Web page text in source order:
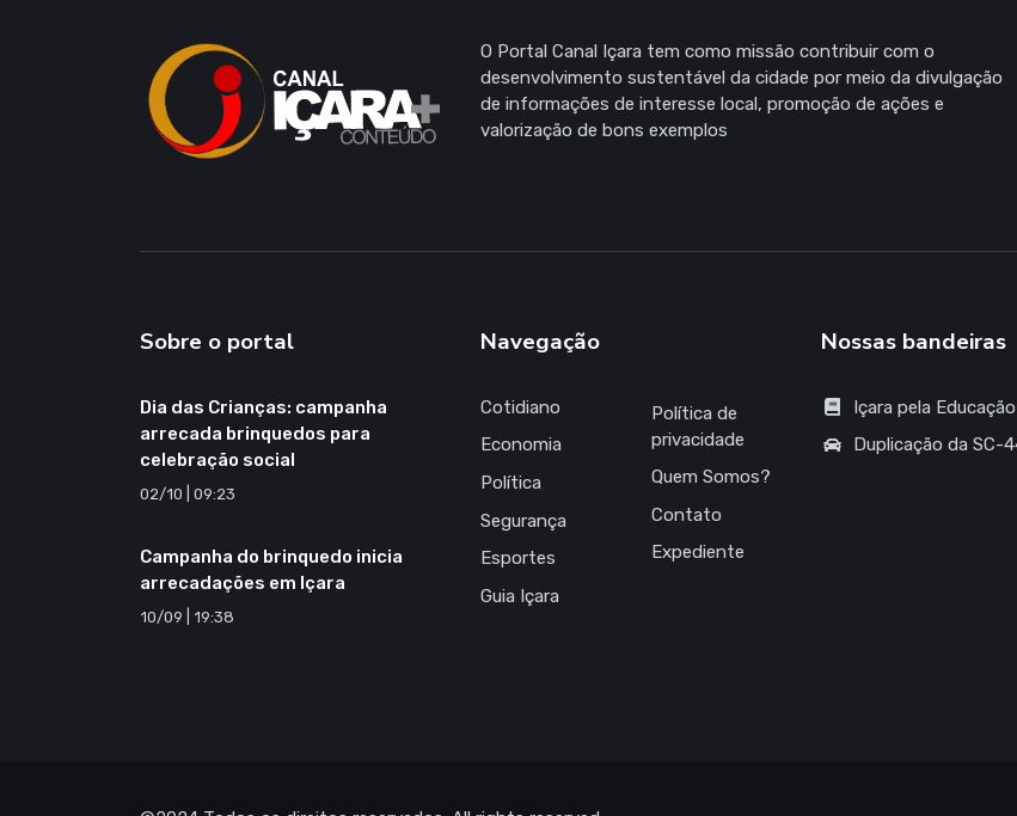
O Portal Canal Içara tem como missão contribuir com o
desenvolvimento sustentável da cidade por meio da divulgação
de informações de interesse local, promoção de ações e
Dia das Crianças: campanha
arrecada brinquedos para
celebração social
Campanha do brinquedo inicia
arrecadações em Içara
Cotidiano
Economia
Política
Segurança
Esportes
Política de
privacidade
Quem Somos?
Contato
Içara pela Educação